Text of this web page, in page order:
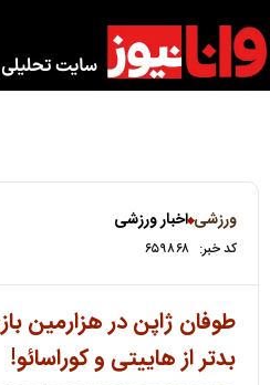
ورزشی اخبار ورزشی
کد خبر: ۶۵۹۸۶۸
طوفان ژاپن در هزارمین
بدتر از هاییتی و کوراسائو!